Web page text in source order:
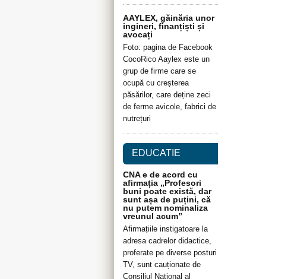
AAYLEX, găinăria unor
ingineri, finanțiști și
avocați
Foto: pagina de Facebook
CocoRico Aaylex este un
grup de firme care se
ocupă cu creșterea
păsărilor, care deține zeci
de ferme avicole, fabrici de
nutrețuri
EDUCATIE
CNA e de acord cu
afirmația „Profesori
buni poate există, dar
sunt așa de puțini, că
nu putem nominaliza
vreunul acum”
Afirmațiile instigatoare la
adresa cadrelor didactice,
proferate pe diverse posturi
TV, sunt cauționate de
Consiliul Național al